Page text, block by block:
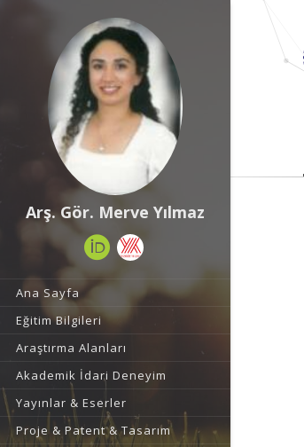
Arş. Gör. Merve Yılmaz
Ana Sayfa
Eğitim Bilgileri
Araştırma Alanları
Akademik İdari Deneyim
Yayınlar & Eserler
Proje & Patent & Tasarım